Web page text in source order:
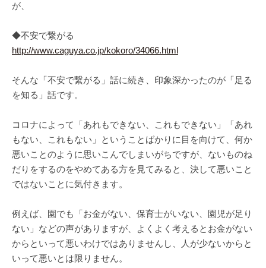
が、
◆不安で繋がる
http://www.caguya.co.jp/kokoro/34066.html
そんな「不安で繋がる」話に続き、印象深かったのが「足る
を知る」話です。
コロナによって「あれもできない、これもできない」「あれ
もない、これもない」ということばかりに目を向けて、何か
悪いことのように思いこんでしまいがちですが、ないものね
だりをするのをやめてある方を見てみると、決して悪いこと
ではないことに気付きます。
例えば、園でも「お金がない、保育士がいない、園児が足り
ない」などの声がありますが、よくよく考えるとお金がない
からといって悪いわけではありませんし、人が少ないからと
いって悪いとは限りません。